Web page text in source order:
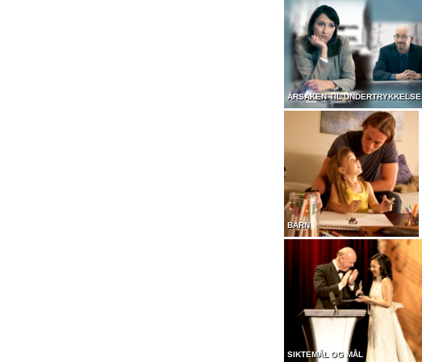
ÅRSAKEN TIL UNDERTRYKKELSE
BARN
SIKTEMÅL OG MÅL